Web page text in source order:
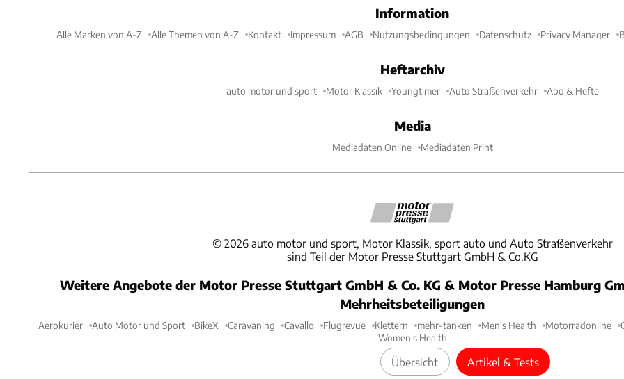
Übersicht Artikel & Tests
Information
Alle Marken von A-Z Alle Themen von A-Z Kontakt Impressum AGB Nutzungsbedingungen Datenschutz Privacy Manager
Heftarchiv
auto motor und sport Motor Klassik Youngtimer Auto Straßenverkehr Abo & Hefte
Media
Mediadaten Online Mediadaten Print
© 2026 auto motor und sport, Motor Klassik, sport auto und Auto Straßenverkehr
sind Teil der Motor Presse Stuttgart GmbH & Co.KG
Weitere Angebote der Motor Presse Stuttgart GmbH & Co. KG & Motor Presse Hamburg
Mehrheitsbeteiligungen
Aerokurier Auto Motor und Sport BikeX Caravaning Cavallo Flugrevue Klettern mehr-tanken Men's Health Motorradonline
Women's Health